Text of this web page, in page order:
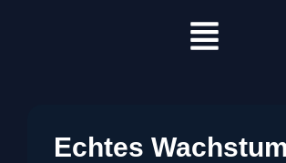
Menü
Echtes Wachstum